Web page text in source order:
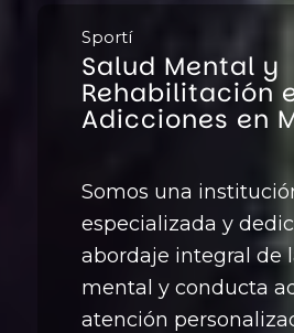
Sportí
Salud Mental y
Rehabilitación
Adicciones en
Somos una
especializada y
abordaje integral de
mental y conducta
atención